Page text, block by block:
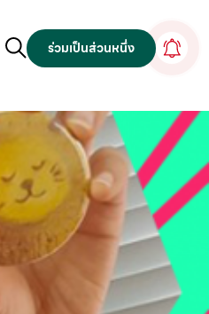
ร่วมเป็นส่วนหนึ่ง